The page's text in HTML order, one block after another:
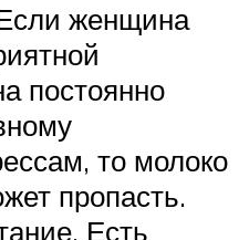
женщина
постоянно
то молоко
пропасть.
Есть